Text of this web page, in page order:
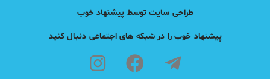
طراحی سایت توسط پیشنهاد خوب
پیشنهاد خوب را در شبکه های اجتماعی دنبال کنید